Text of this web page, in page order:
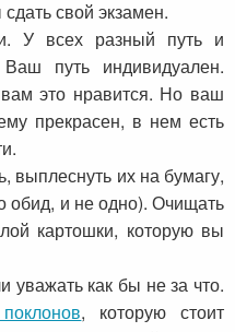
свой экзамен.
У всех разный путь и
путь индивидуален.
это нравится. Но ваш
прекрасен, в нем есть
выплеснуть их на бумагу,
обид, и не одно). Очищать
картошки, которую вы
уважать как бы не за что.
, которую стоит